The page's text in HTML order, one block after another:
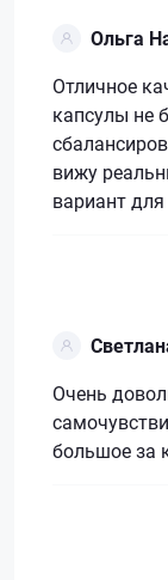
Ольга
Отличное
капсулы не
вижу
вариант
Очень
большое за